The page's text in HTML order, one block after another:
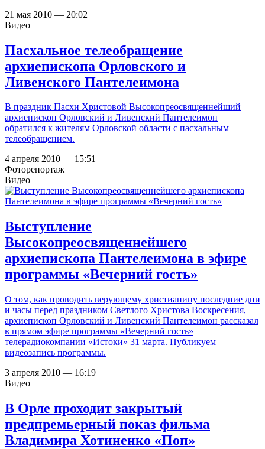
21 мая 2010 — 20:02
Видео
Пасхальное телеобращение
архиепископа Орловского и
Ливенского Пантелеимона
В праздник Пасхи Христовой Высокопреосвященнейший
архиепископ Орловский и Ливенский Пантелеимон
обратился к жителям Орловской области с пасхальным
телеобращением.
4 апреля 2010 — 15:51
Фоторепортаж
Видео
Выступление
Высокопреосвященнейшего
архиепископа Пантелеимона в эфире
программы «Вечерний гость»
О том, как проводить верующему христианину последние дни
и часы перед праздником Светлого Христова Воскресения,
архиепископ Орловский и Ливенский Пантелеимон рассказал
в прямом эфире программы «Вечерний гость»
телерадиокомпании «Истоки» 31 марта. Публикуем
видеозапись программы.
3 апреля 2010 — 16:19
Видео
В Орле проходит закрытый
предпремьерный показ фильма
Владимира Хотиненко «Поп»